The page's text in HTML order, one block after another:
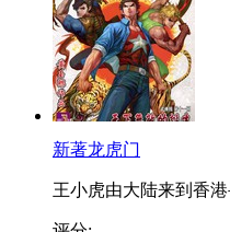
新著龙虎门
王小虎由大陆来到香